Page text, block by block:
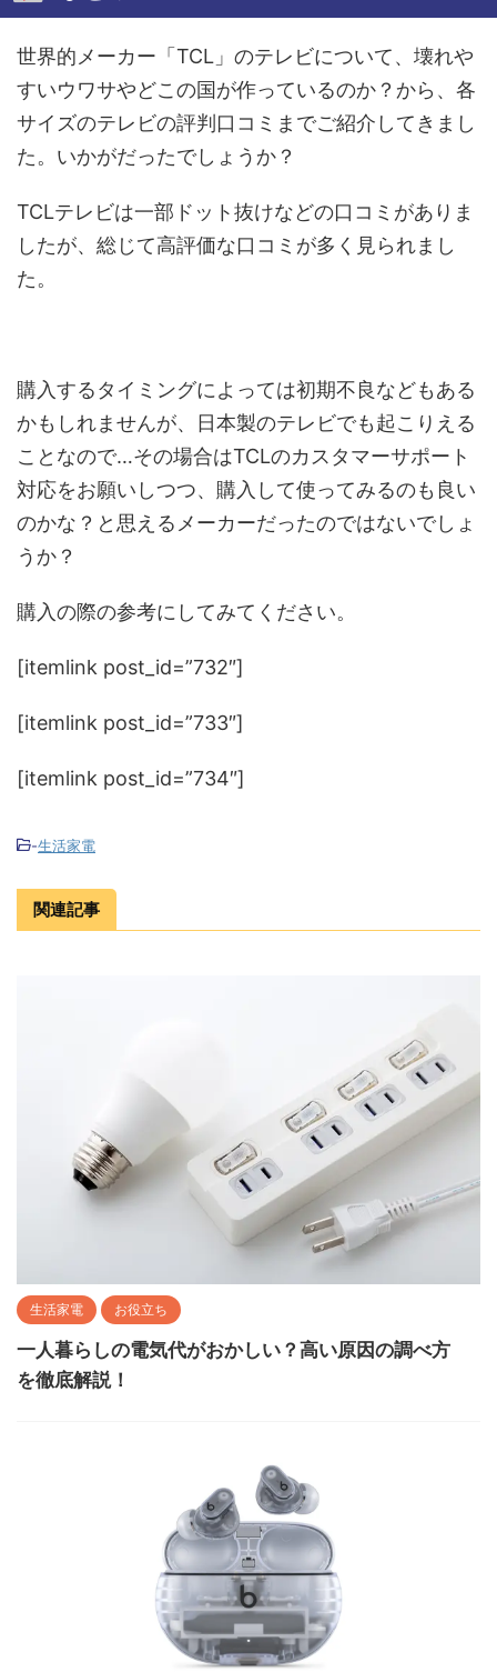
世界的メーカー「TCL」のテレビについて、壊れや
すいウワサやどこの国が作っているのか？から、各
サイズのテレビの評判口コミまでご紹介してきまし
た。いかがだったでしょうか？
TCLテレビは一部ドット抜けなどの口コミがありま
したが、総じて高評価な口コミが多く見られまし
た。
購入するタイミングによっては初期不良などもある
かもしれませんが、日本製のテレビでも起こりえる
ことなので…その場合はTCLのカスタマーサポート
対応をお願いしつつ、購入して使ってみるのも良い
のかな？と思えるメーカーだったのではないでしょ
うか？
購入の際の参考にしてみてください。
[itemlink post_id=”732″]
[itemlink post_id=”733″]
[itemlink post_id=”734″]
-生活家電
関連記事
生活家電 お役立ち
一人暮らしの電気代がおかしい？高い原因の調べ方
を徹底解説！